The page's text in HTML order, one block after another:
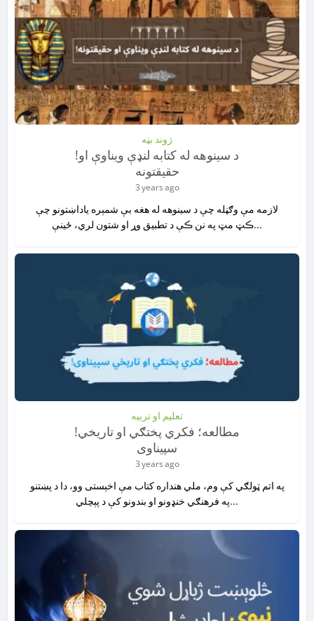
ژوند بڼه
!د سینوهه له کتابه لنډې ویناوې او
حقیقتونه
3 years ago
لازمه مې وګڼله چې د سینوهه له هغه بې شمېره یاداښتونو چې
ڪټ مټ په نن ڪې د تطبیق وړ او شتون لري، ځینې...
تعلیم او تربیه
!مطالعه؛ فکري پختګي او تاريخي
سپيناوی
3 years ago
په اتم ټولګي کې وم، ملي هنداره کتاب مې اخېستی وو، دا د پښتنو
په فرهنګي خنډونو او بندونو کې د پېچلي...